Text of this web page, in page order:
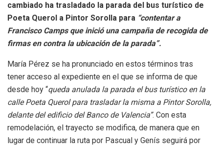
cambiado ha trasladado la parada del bus turístico de
Poeta Querol a Pintor Sorolla para “contentar a
Francisco Camps que inició una campaña de recogida de
firmas en contra la ubicación de la parada”.
María Pérez se ha pronunciado en estos términos tras
tener acceso al expediente en el que se informa de que
desde hoy “queda anulada la parada el bus turístico en la
calle Poeta Querol para trasladar la misma a Pintor Sorolla,
delante del edificio del Banco de Valencia”. Con esta
remodelación, el trayecto se modifica, de manera que en
lugar de continuar la ruta por Pascual y Genís seguirá por